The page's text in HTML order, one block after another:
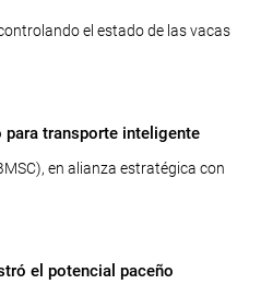
el estado de las vacas
para transporte inteligente
en alianza estratégica con
el potencial paceño